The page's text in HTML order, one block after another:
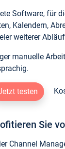
Software, für
Kalendern,
weiterer
manuelle
testen
Sie
Channel